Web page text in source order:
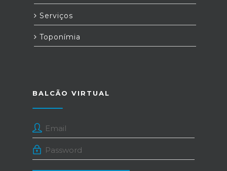
Serviços
Toponímia
BALCÃO VIRTUAL